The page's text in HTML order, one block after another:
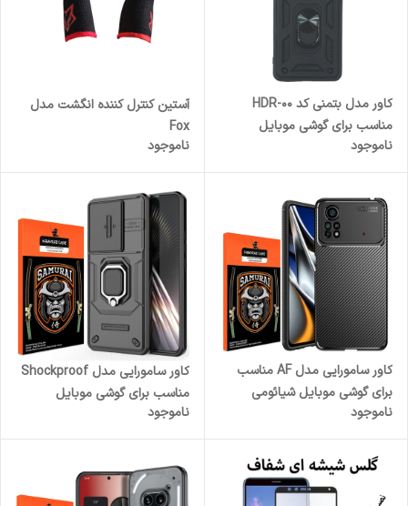
کاور مدل بتمنی کد HDR-00
مناسب برای گوشی موبایل
Max
ناموجود
آستین کنترل کننده انگشت مدل
Fox
ناموجود
کاور سامورایی مدل AF مناسب
برای گوشی موبایل شیائومی
Poco X4 Pro 5G
ناموجود
کاور سامورایی مدل Shockproof
مناسب برای گوشی موبایل
Turbo 3
ناموجود